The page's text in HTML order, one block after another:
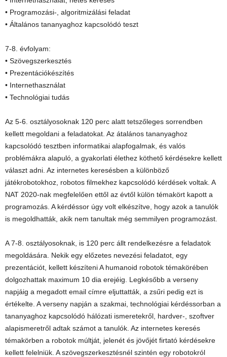
• Programozási-, algoritmizálási feladat
• Általános tananyaghoz kapcsolódó teszt
7-8. évfolyam:
• Szövegszerkesztés
• Prezentációkészítés
• Internethasználat
• Technológiai tudás
Az 5-6. osztályosoknak 120 perc alatt tetszőleges sorrendben
kellett megoldani a feladatokat. Az átalános tananyaghoz
kapcsolódó tesztben informatikai alapfogalmak, és valós
problémákra alapuló, a gyakorlati élethez köthető kérdésekre kellett
választ adni. Az internetes keresésben a különböző
játékrobotokhoz, robotos filmekhez kapcsolódó kérdések voltak. A
NAT 2020-nak megfelelően ettől az évtől külön témakört kapott a
programozás. A kérdéssor úgy volt elkészítve, hogy azok a tanulók
is megoldhatták, akik nem tanultak még semmilyen programozást.
A 7-8. osztályosoknak, is 120 perc állt rendelkezésre a feladatok
megoldására. Nekik egy előzetes nevezési feladatot, egy
prezentációt, kellett készíteni A humanoid robotok témakörében
dolgozhattak maximum 10 dia erejéig. Legkésőbb a verseny
napjáig a megadott email címre eljuttatták, a zsűri pedig ezt is
értékelte. A verseny napján a szakmai, technológiai kérdéssorban a
tananyaghoz kapcsolódó hálózati ismeretekről, hardver-, szoftver
alapismeretről adtak számot a tanulók. Az internetes keresés
témakörben a robotok múltját, jelenét és jövőjét firtató kérdésekre
kellett felelniük. A szövegszerkesztésnél szintén egy robotokról